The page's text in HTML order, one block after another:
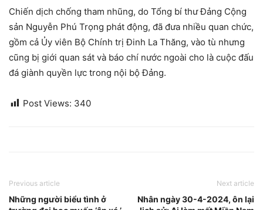
Chiến dịch chống tham nhũng, do Tổng bí thư Đảng Cộng
sản Nguyễn Phú Trọng phát động, đã đưa nhiều quan chức,
gồm cả Ủy viên Bộ Chính trị Đinh La Thăng, vào tù nhưng
cũng bị giới quan sát và báo chí nước ngoài cho là cuộc đấu
đá giành quyền lực trong nội bộ Đảng.
Post Views: 340
Previous article
Những người biểu tình ở
Next article
Nhân ngày 30-4-2024, ôn lại